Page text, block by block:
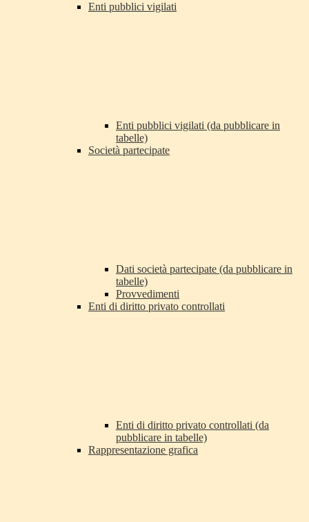
Enti pubblici vigilati
Enti pubblici vigilati (da pubblicare in
tabelle)
Società partecipate
Dati società partecipate (da pubblicare in
tabelle)
Provvedimenti
Enti di diritto privato controllati
Enti di diritto privato controllati (da
pubblicare in tabelle)
Rappresentazione grafica